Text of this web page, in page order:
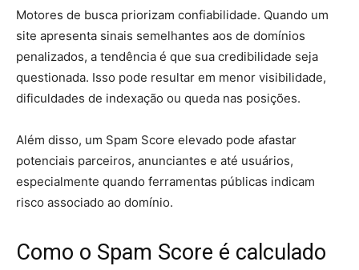
Motores de busca priorizam confiabilidade. Quando um
site apresenta sinais semelhantes aos de domínios
penalizados, a tendência é que sua credibilidade seja
questionada. Isso pode resultar em menor visibilidade,
dificuldades de indexação ou queda nas posições.
Além disso, um Spam Score elevado pode afastar
potenciais parceiros, anunciantes e até usuários,
especialmente quando ferramentas públicas indicam
risco associado ao domínio.
Como o Spam Score é calculado